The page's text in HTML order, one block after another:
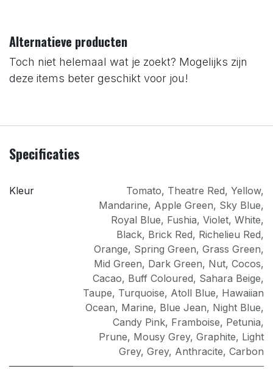
Alternatieve producten
Toch niet helemaal wat je zoekt? Mogelijks zijn
deze items beter geschikt voor jou!
Specificaties
Kleur Tomato, Theatre Red, Yellow,
Mandarine, Apple Green, Sky Blue,
Royal Blue, Fushia, Violet, White,
Black, Brick Red, Richelieu Red,
Orange, Spring Green, Grass Green,
Mid Green, Dark Green, Nut, Cocos,
Cacao, Buff Coloured, Sahara Beige,
Taupe, Turquoise, Atoll Blue, Hawaiian
Ocean, Marine, Blue Jean, Night Blue,
Candy Pink, Framboise, Petunia,
Prune, Mousy Grey, Graphite, Light
Grey, Grey, Anthracite, Carbon